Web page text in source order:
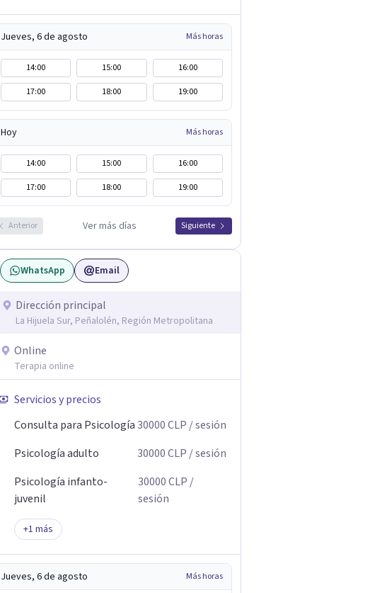
Jueves, 6 de agosto Más horas
14:00 15:00
16:00
17:00
18:00 19:00
Hoy Más horas
14:00 15:00
16:00
17:00
18:00 19:00
Anterior Ver más días Siguiente
WhatsApp Email
Dirección principal
La Hijuela Sur, Peñalolén, Región Metropolitana
Online
Terapia online
Servicios y precios
Consulta para Psicología30000CLP / sesión
Psicología adulto
30000CLP / sesión
Psicología infanto-
juvenil
30000CLP /
sesión
+1 más
Jueves, 6 de agosto Más horas